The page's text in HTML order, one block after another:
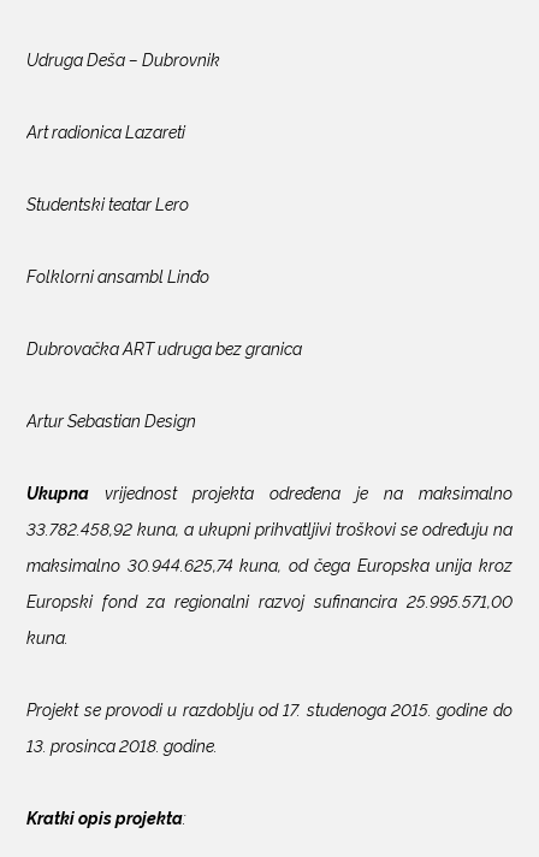
Udruga Deša – Dubrovnik
Art radionica Lazareti
Studentski teatar Lero
Folklorni ansambl Linđo
Dubrovačka ART udruga bez granica
Artur Sebastian Design
Ukupnavrijednost projekta određena je na maksimalno
33.782.458,92 kuna, a ukupni prihvatljivi troškovi se određuju na
maksimalno 30.944.625,74 kuna, od čega Europska unija kroz
Europski fond za regionalni razvoj sufinancira 25.995.571,00
kuna.
Projekt se provodi u razdoblju od 17. studenoga 2015. godine do
13. prosinca 2018. godine.
Kratki opis projekta: